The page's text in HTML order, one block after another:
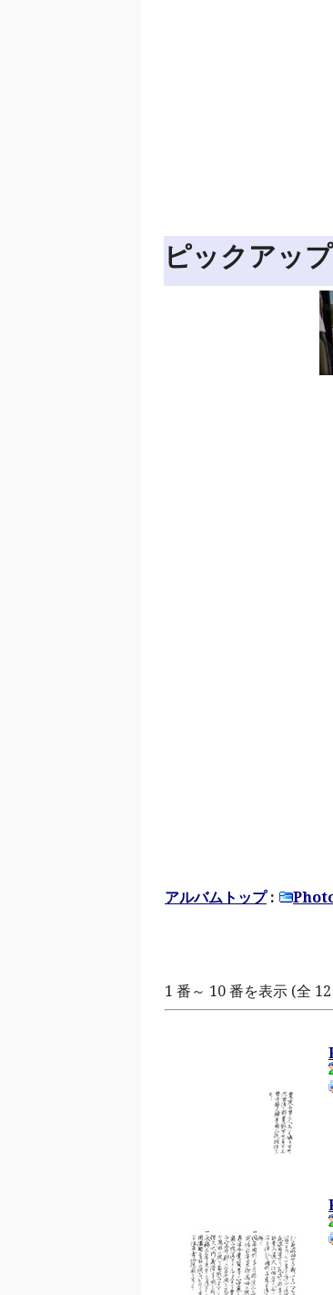
ピックアッ
アルバムトップ:
1 番～ 10 番を表示 (全